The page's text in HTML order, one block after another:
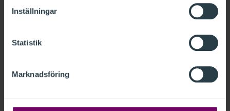
Inställningar
Statistik
Marknadsföring
Svenska Revisorssamfundet (SRS) bildas.
Stockholms Handelskammare auktoriserar sex
Föreningen auktoriserade revisorer bildas den 26 maj.